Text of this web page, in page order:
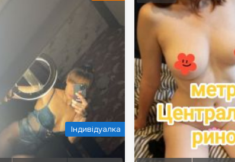
Індивідуалка